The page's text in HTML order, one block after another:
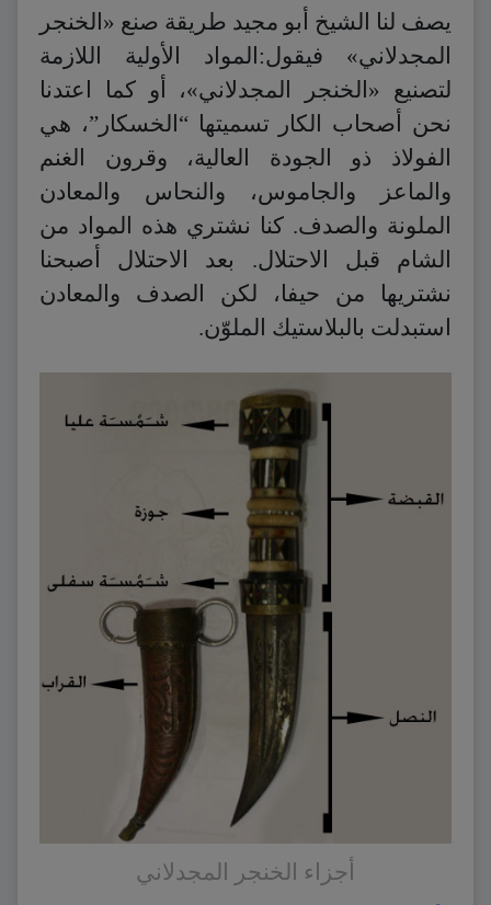
يصف لنا الشيخ أبو مجيد طريقة صنع «الخنجر
المجدلاني» فيقول:المواد الأولية اللازمة
لتصنيع «الخنجر المجدلاني»، أو كما اعتدنا
نحن أصحاب الكار تسميتها “الخسكار”، هي
الفولاذ ذو الجودة العالية، وقرون الغنم
والماعز والجاموس، والنحاس والمعادن
الملونة والصدف. كنا نشتري هذه المواد من
الشام قبل الاحتلال. بعد الاحتلال أصبحنا
نشتريها من حيفا، لكن الصدف والمعادن
استبدلت بالبلاستيك الملوّن.
أجزاء الخنجر المجدلاني